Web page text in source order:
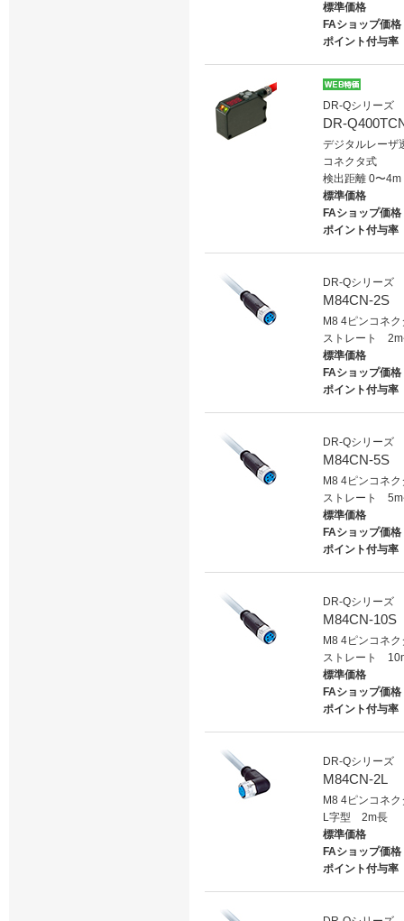
標準価格
FAショップ価格
ポイント付与率
DR-Qシリーズ
DR-
デジタルレーザ
コネクタ式
検出距離 0〜4m
標準価格
FAショップ価格
ポイント付与率
DR-Qシリーズ
M84CN-2S
M8 4ピンコネ
ストレート
標準価格
FAショップ価格
ポイント付与率
DR-Qシリーズ
M84CN-5S
M8 4ピンコネ
ストレート
標準価格
FAショップ価格
ポイント付与率
DR-Qシリーズ
M84CN-10S
M8 4ピンコネ
ストレート
標準価格
FAショップ価格
ポイント付与率
DR-Qシリーズ
M84CN-2L
M8 4ピンコネ
L字型 2m長
標準価格
FAショップ価格
ポイント付与率